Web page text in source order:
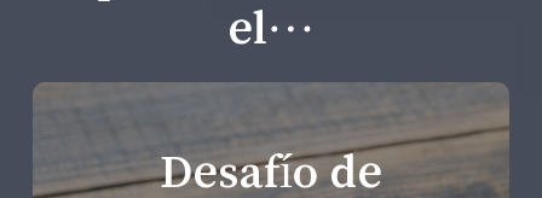
el…
Desafío de